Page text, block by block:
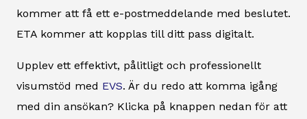
kommer att få ett e-postmeddelande med beslutet.
ETA kommer att kopplas till ditt pass digitalt.
Upplev ett effektivt, pålitligt och professionellt
visumstöd med EVS. Är du redo att komma igång
med din ansökan? Klicka på knappen nedan för att